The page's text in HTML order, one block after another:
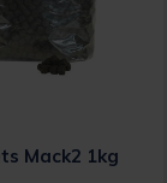
Mack2 1kg